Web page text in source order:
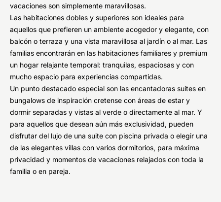
vacaciones son simplemente maravillosas.
Las habitaciones dobles y superiores son ideales para
aquellos que prefieren un ambiente acogedor y elegante, con
balcón o terraza y una vista maravillosa al jardín o al mar. Las
familias encontrarán en las habitaciones familiares y premium
un hogar relajante temporal: tranquilas, espaciosas y con
mucho espacio para experiencias compartidas.
Un punto destacado especial son las encantadoras suites en
bungalows de inspiración cretense con áreas de estar y
dormir separadas y vistas al verde o directamente al mar. Y
para aquellos que desean aún más exclusividad, pueden
disfrutar del lujo de una suite con piscina privada o elegir una
de las elegantes villas con varios dormitorios, para máxima
privacidad y momentos de vacaciones relajados con toda la
familia o en pareja.